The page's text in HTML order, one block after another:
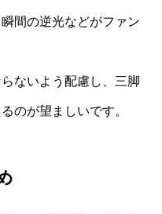
間の逆光などがファン
ないよう配慮し、三脚
のが望ましいです。